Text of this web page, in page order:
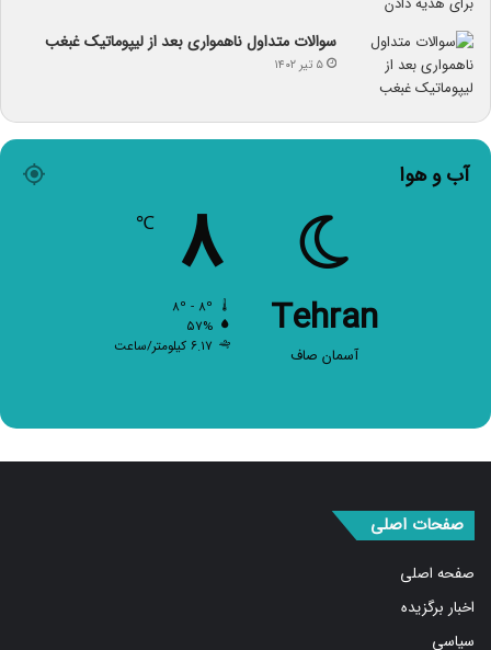
سوالات متداول ناهمواری بعد از لیپوماتیک غبغب
۵ تیر ۱۴۰۲
آب و هوا
Tehran
آسمان صاف
۸ ℃
۵۷%
۶.۱۷ کیلومتر/ساعت
صفحات اصلی
صفحه اصلی
اخبار برگزیده
سیاسی